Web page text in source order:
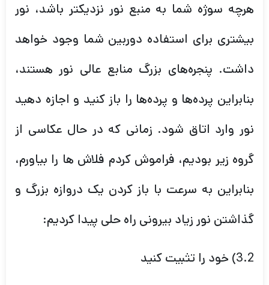
هرچه سوژه شما به منبع نور نزدیکتر باشد، نور
بیشتری برای استفاده دوربین شما وجود خواهد
داشت. پنجره‌های بزرگ منابع عالی نور هستند،
بنابراین پرده‌ها و پرده‌ها را باز کنید و اجازه دهید
نور وارد اتاق شود. زمانی که در حال عکاسی از
گروه زیر بودیم، فراموش کردم فلاش ها را بیاورم،
بنابراین به سرعت با باز کردن یک دروازه بزرگ و
گذاشتن نور زیاد بیرونی راه حلی پیدا کردیم:
3.2) خود را تثبیت کنید